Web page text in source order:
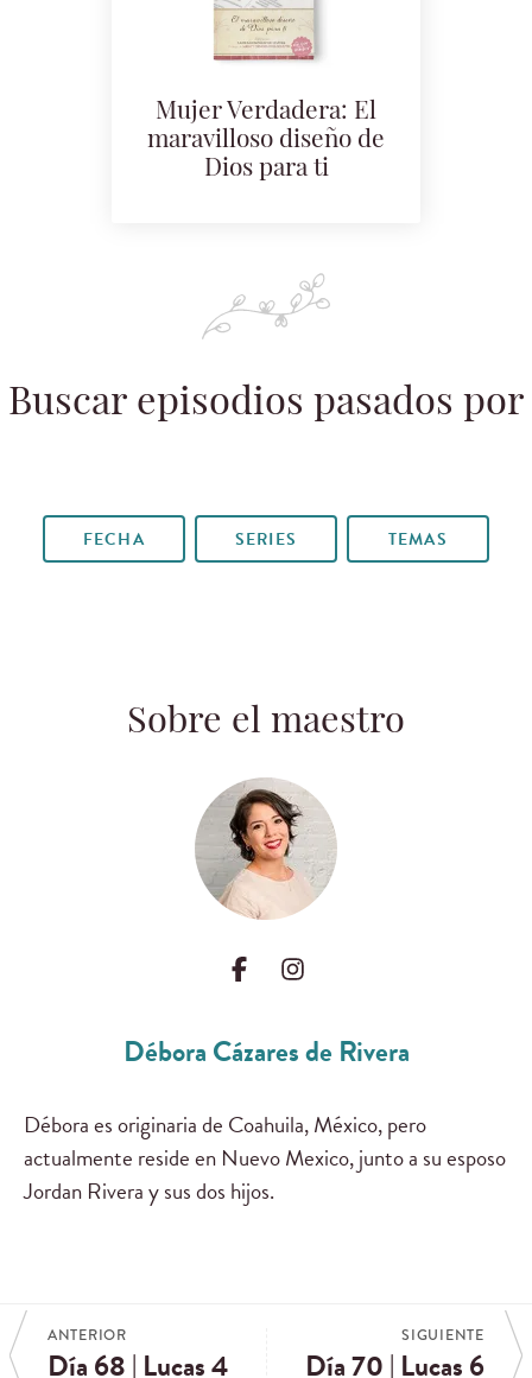
Mujer Verdadera: El
maravilloso diseño de
Dios para ti
Buscar episodios pasados por
FECHA SERIES TEMAS
Sobre el maestro
Débora Cázares de Rivera
Débora es originaria de Coahuila, México, pero
actualmente reside en Nuevo Mexico, junto a su esposo
Jordan Rivera y sus dos hijos.
ANTERIOR
Día 68 | Lucas 4
SIGUIENTE
Día 70 | Lucas 6